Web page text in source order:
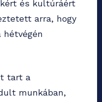
és kultúráért
arra, hogy
hétvégén
tart a
munkában,